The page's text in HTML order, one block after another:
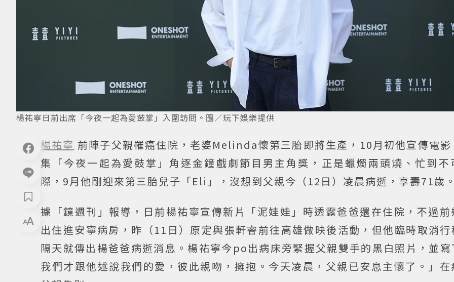
楊祐寧日前出席「今夜一起為愛鼓掌」入圍訪問。圖／玩下娛樂提供
楊祐寧 前陣子父親罹癌住院，老婆Melinda懷第三胎即將生產，10月初他宣傳電
集「今夜一起為愛鼓掌」角逐金鐘戲劇節目男主角獎，正是蠟燭兩頭燒、忙到不
際，9月他剛迎來第三胎兒子「Eli」，沒想到父親今（12日）凌晨病逝，享壽71歲
據「鏡週刊」報導，日前楊祐寧宣傳新片「泥娃娃」時透露爸爸還在住院，不過
出住進安寧病房，昨（11日）原定與張軒睿前往高雄做映後活動，但他臨時取消
隔天就傳出楊爸爸病逝消息。楊祐寧今po出病床旁緊握父親雙手的黑白照片，並
我們才跟他述說我們的愛，彼此親吻，擁抱。今天凌晨，父親已安息主懷了。」